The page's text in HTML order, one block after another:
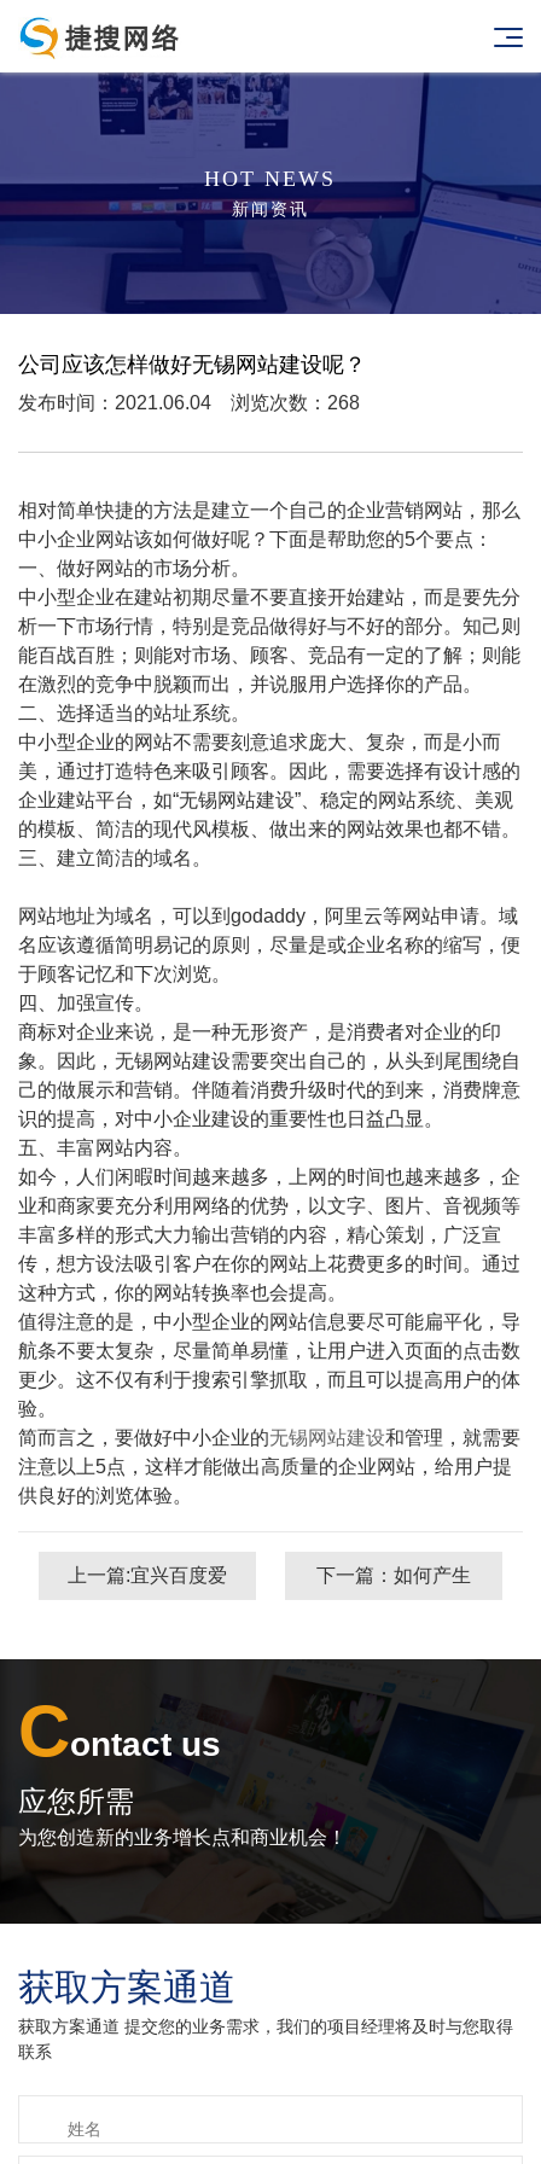
HOT NEWS
新闻资讯
公司应该怎样做好无锡网站建设呢？
发布时间：2021.06.04 浏览次数：268
相对简单快捷的方法是建立一个自己的企业营销网站，那么
中小企业网站该如何做好呢？下面是帮助您的5个要点：
一、做好网站的市场分析。
中小型企业在建站初期尽量不要直接开始建站，而是要先分
析一下市场行情，特别是竞品做得好与不好的部分。知己则
能百战百胜；则能对市场、顾客、竞品有一定的了解；则能
在激烈的竞争中脱颖而出，并说服用户选择你的产品。
二、选择适当的站址系统。
中小型企业的网站不需要刻意追求庞大、复杂，而是小而
美，通过打造特色来吸引顾客。因此，需要选择有设计感的
企业建站平台，如“无锡网站建设”、稳定的网站系统、美观
的模板、简洁的现代风模板、做出来的网站效果也都不错。
三、建立简洁的域名。
网站地址为域名，可以到godaddy，阿里云等网站申请。域
名应该遵循简明易记的原则，尽量是或企业名称的缩写，便
于顾客记忆和下次浏览。
四、加强宣传。
商标对企业来说，是一种无形资产，是消费者对企业的印
象。因此，无锡网站建设需要突出自己的，从头到尾围绕自
己的做展示和营销。伴随着消费升级时代的到来，消费牌意
识的提高，对中小企业建设的重要性也日益凸显。
五、丰富网站内容。
如今，人们闲暇时间越来越多，上网的时间也越来越多，企
业和商家要充分利用网络的优势，以文字、图片、音视频等
丰富多样的形式大力输出营销的内容，精心策划，广泛宣
传，想方设法吸引客户在你的网站上花费更多的时间。通过
这种方式，你的网站转换率也会提高。
值得注意的是，中小型企业的网站信息要尽可能扁平化，导
航条不要太复杂，尽量简单易懂，让用户进入页面的点击数
更少。这不仅有利于搜索引擎抓取，而且可以提高用户的体
验。
简而言之，要做好中小企业的无锡网站建设和管理，就需要
注意以上5点，这样才能做出高质量的企业网站，给用户提
供良好的浏览体验。
上一篇:宜兴百度爱 下一篇：如何产生
Contact us
应您所需
为您创造新的业务增长点和商业机会！
获取方案通道
获取方案通道 提交您的业务需求，我们的项目经理将及时与您取得
联系